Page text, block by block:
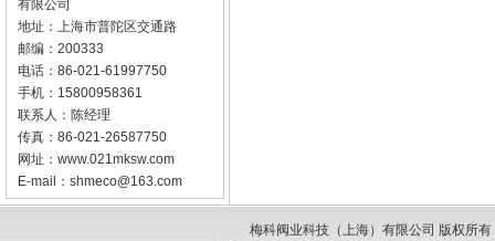
有限公司
地址：上海市普陀区交通路
邮编：200333
电话：86-021-61997750
手机：15800958361
联系人：陈经理
传真：86-021-26587750
网址： www.021mksw.com
E-mail： shmeco@163.com
梅科阀业科技（上海）有限公司 版权所